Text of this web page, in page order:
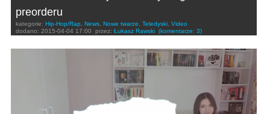
preorderu
kategorie: Hip-Hop/Rap, News, Nowe twarze, Teledyski, Video
dodano: 2015-04-04 17:00 przez: Łukasz Rawski (komentarze: 3)